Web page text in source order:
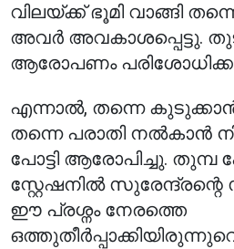
വിലയ്ക്ക് ഭൂമി വാങ്ങി
അവർ അവകാശപ്പെട്ടു.
ആരോപണം
എന്നാൽ, തന്നെ
തന്നെ പരാതി നൽകാൻ
പോട്ടി ആരോപിച്ചു. തുമ്പ
സ്റ്റേഷനിൽ
ഈ പ്രശ്നം നേരത്തെ